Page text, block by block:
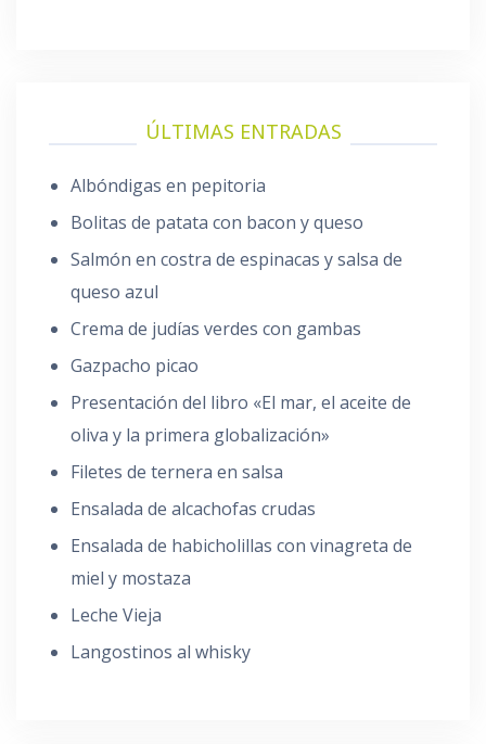
ÚLTIMAS ENTRADAS
Albóndigas en pepitoria
Bolitas de patata con bacon y queso
Salmón en costra de espinacas y salsa de
queso azul
Crema de judías verdes con gambas
Gazpacho picao
Presentación del libro «El mar, el aceite de
oliva y la primera globalización»
Filetes de ternera en salsa
Ensalada de alcachofas crudas
Ensalada de habicholillas con vinagreta de
miel y mostaza
Leche Vieja
Langostinos al whisky